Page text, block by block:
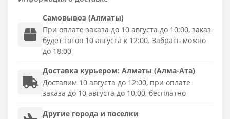
Самовывоз (Алматы)
При оплате заказа до 10 августа до 10:00, заказ
будет готов 10 августа к 12:00. Забрать можно
до 18:00
Доставка курьером: Алматы (Алма-Ата)
Доставим 10 августа до 12:00, при оплате
заказа до 10 августа до 10:00, бесплатно
Другие города и поселки